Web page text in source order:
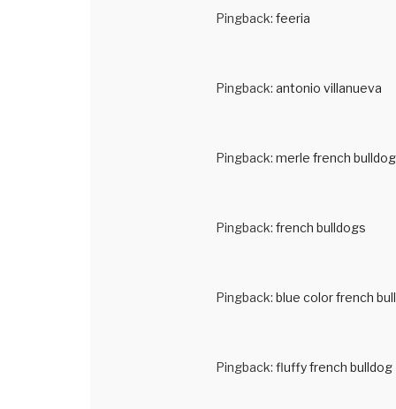
Pingback: feeria
Pingback: antonio villanueva
Pingback: merle french bulldog
Pingback: french bulldogs
Pingback: blue color french
Pingback: fluffy french bulldog